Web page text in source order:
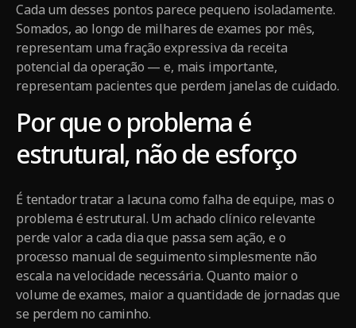
Cada um desses pontos parece pequeno isoladamente.
Somados, ao longo de milhares de exames por mês,
representam uma fração expressiva da receita
potencial da operação — e, mais importante,
representam pacientes que perdem janelas de cuidado.
Por que o problema é
estrutural, não de esforço
É tentador tratar a lacuna como falha de equipe, mas o
problema é estrutural. Um achado clínico relevante
perde valor a cada dia que passa sem ação, e o
processo manual de seguimento simplesmente não
escala na velocidade necessária. Quanto maior o
volume de exames, maior a quantidade de jornadas que
se perdem no caminho.